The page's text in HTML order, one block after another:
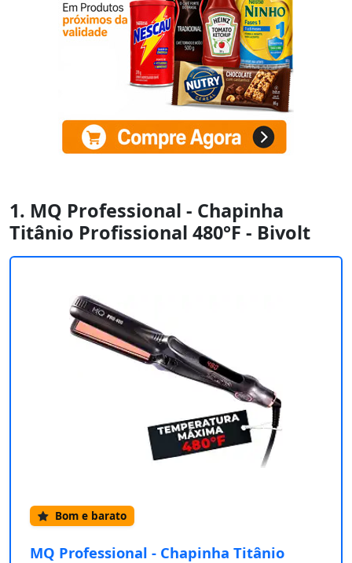
1. MQ Professional - Chapinha
Titânio Profissional 480°F - Bivolt
Bom e barato
MQ Professional - Chapinha Titânio